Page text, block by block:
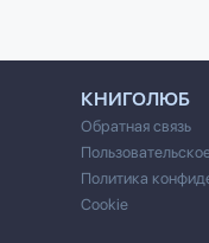
КНИГОЛЮБ
Обратная связь
Политика
Cookie